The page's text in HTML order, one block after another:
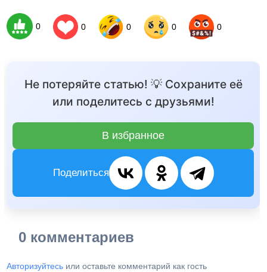
0 0 0 0 0
Не потеряйте статью! 💡 Сохраните её
или поделитесь с друзьями!
В избранное
Поделиться
0 комментариев
Авторизуйтесь или оставьте комментарий как гость